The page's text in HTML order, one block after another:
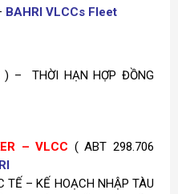
BAHRI VLCCs Fleet
) –THỜI HẠN HỢP ĐỒNG
– VLCC ( ABT 298.706
TẾ – KẾ HOẠCH NHẬP TÀU